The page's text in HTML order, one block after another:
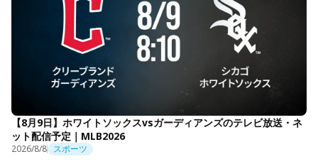
【8月9日】ホワイトソックスvsガーディアンズのテレビ放送・ネ
ット配信予定｜MLB2026
2026/8/8 スポーツ